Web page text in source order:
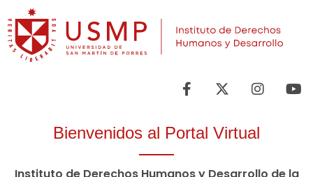
Bienvenidos al Portal Virtual
Instituto de Derechos Humanos y Desarrollo de la